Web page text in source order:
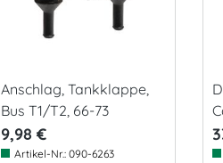
Anschlag, Tankklappe,
Bus T1/T2, 66-73
9,98 €
Artikel-Nr.: 090-6263